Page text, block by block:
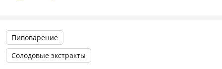
Пивоварение
Солодовые экстракты